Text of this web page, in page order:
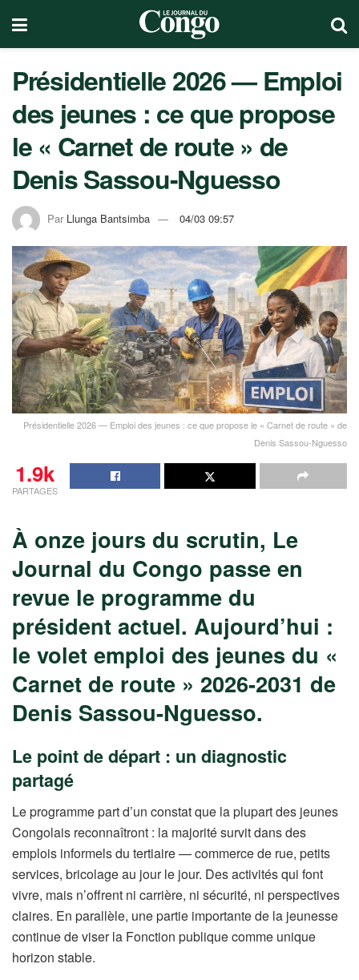
Présidentielle 2026 — Emploi
des jeunes : ce que propose
le « Carnet de route » de
Denis Sassou-Nguesso
Par Llunga Bantsimba 04/03 09:57
Présidentielle 2026 — Emploi des jeunes : ce que propose le « Carnet de route » de
Denis Sassou-Nguesso
1.9k
PARTAGES
À onze jours du scrutin, Le
Journal du Congo passe en
revue le programme du
président actuel. Aujourd’hui :
le volet emploi des jeunes du «
Carnet de route » 2026-2031 de
Denis Sassou-Nguesso.
Le point de départ : un diagnostic
partagé
Le programme part d’un constat que la plupart des jeunes
Congolais reconnaîtront : la majorité survit dans des
emplois informels du tertiaire — commerce de rue, petits
services, bricolage au jour le jour. Des activités qui font
vivre, mais n’offrent ni carrière, ni sécurité, ni perspectives
claires. En parallèle, une partie importante de la jeunesse
continue de viser la Fonction publique comme unique
horizon stable.